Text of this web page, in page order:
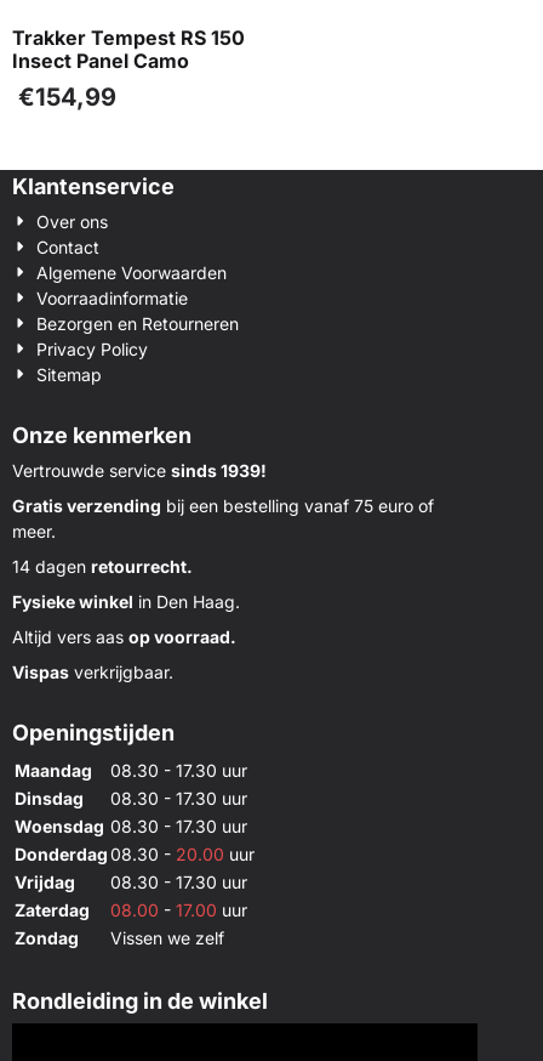
Trakker Tempest RS 150
Insect Panel Camo
€154,99
Klantenservice
Over ons
Contact
Algemene Voorwaarden
Voorraadinformatie
Bezorgen en Retourneren
Privacy Policy
Sitemap
Onze kenmerken
Vertrouwde service sinds 1939!
Gratis verzending bij een bestelling vanaf 75 euro of
meer.
14 dagen retourrecht.
Fysieke winkel in Den Haag.
Altijd vers aas op voorraad.
Vispas verkrijgbaar.
Openingstijden
Maandag
08.30 - 17.30 uur
Dinsdag
08.30 - 17.30 uur
Woensdag 08.30 - 17.30 uur
Donderdag08.30 - 20.00 uur
Vrijdag
08.30 - 17.30 uur
Zaterdag
08.00 - 17.00 uur
Zondag
Vissen we zelf
Rondleiding in de winkel